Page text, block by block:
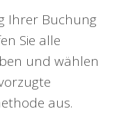
Ihrer Buchung
Sie alle
und wählen
aus.